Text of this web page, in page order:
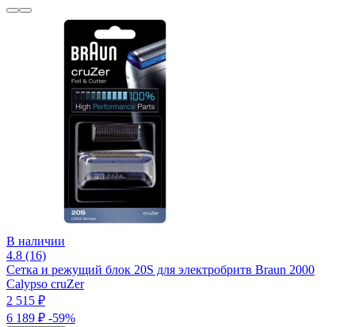
В наличии
4.8 (16)
Сетка и режущий блок 20S для электробритв Braun 2000
Calypso cruZer
2 515 ₽
6 189 ₽ -59%